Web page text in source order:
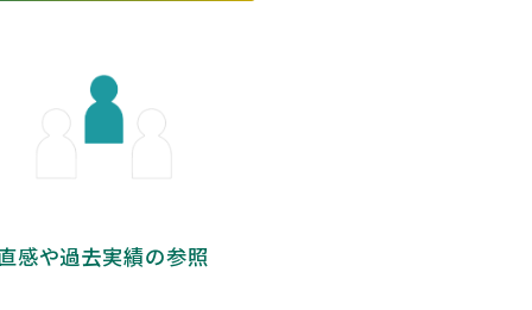
感や過去実績の参照